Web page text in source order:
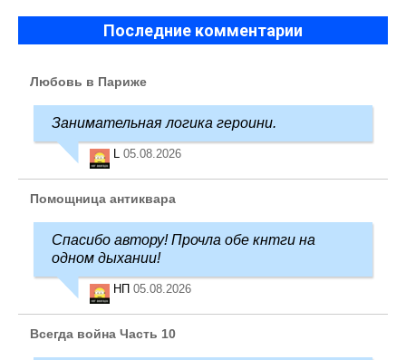
Последние комментарии
Любовь в Париже
Занимательная логика героини.
05.08.2026
Помощница антиквара
Спасибо автору! Прочла обе кнтги на
одном дыхании!
НП 05.08.2026
Всегда война Часть 10